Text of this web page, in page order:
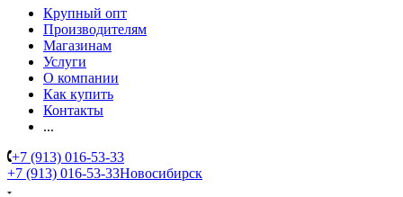
Крупный опт
Производителям
Магазинам
Услуги
О компании
Как купить
Контакты
...
+7 (913) 016-53-33
+7 (913) 016-53-33Новосибирск